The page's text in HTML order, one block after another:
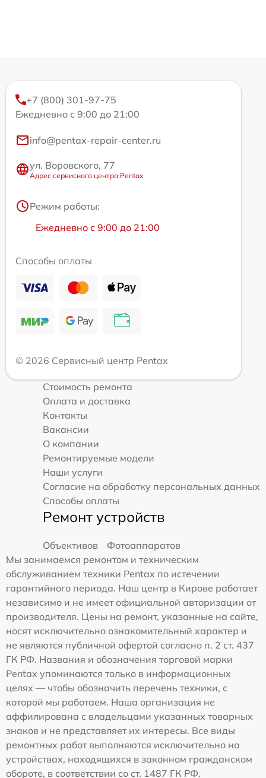
+7 (800) 301-97-75
Ежедневно с 9:00 до 21:00
info@pentax-repair-center.ru
ул. Воровского, 77
Адрес сервисного центра Pentax
Режим работы:
Ежедневно с 9:00 до 21:00
Способы оплаты
© 2026 Сервисный центр Pentax
Стоимость ремонта
Оплата и доставка
Контакты
Вакансии
О компании
Ремонтируемые модели
Наши услуги
Согласие на обработку персональных данных
Способы оплаты
Ремонт устройств
Объективов
Фотоаппаратов
Мы занимаемся ремонтом и техническим
обслуживанием техники Pentax по истечении
гарантийного периода. Наш центр в Кирове работает
независимо и не имеет официальной авторизации от
производителя. Цены на ремонт, указанные на сайте,
носят исключительно ознакомительный характер и
не являются публичной офертой согласно п. 2 ст. 437
ГК РФ. Названия и обозначения торговой марки
Pentax упоминаются только в информационных
целях — чтобы обозначить перечень техники, с
которой мы работаем. Наша организация не
аффилирована с владельцами указанных товарных
знаков и не представляет их интересы. Все виды
ремонтных работ выполняются исключительно на
устройствах, находящихся в законном гражданском
обороте, в соответствии со ст. 1487 ГК РФ.